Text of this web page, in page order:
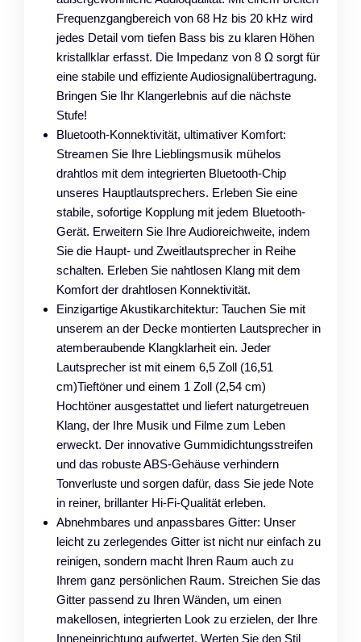
Frequenzgangbereich von 68 Hz bis 20 kHz wird
jedes Detail vom tiefen Bass bis zu klaren Höhen
kristallklar erfasst. Die Impedanz von 8 Ω sorgt für
eine stabile und effiziente Audiosignalübertragung.
Bringen Sie Ihr Klangerlebnis auf die nächste
Stufe!
Bluetooth-Konnektivität, ultimativer Komfort:
Streamen Sie Ihre Lieblingsmusik mühelos
drahtlos mit dem integrierten Bluetooth-Chip
unseres Hauptlautsprechers. Erleben Sie eine
stabile, sofortige Kopplung mit jedem Bluetooth-
Gerät. Erweitern Sie Ihre Audioreichweite, indem
Sie die Haupt- und Zweitlautsprecher in Reihe
schalten. Erleben Sie nahtlosen Klang mit dem
Komfort der drahtlosen Konnektivität.
Einzigartige Akustikarchitektur: Tauchen Sie mit
unserem an der Decke montierten Lautsprecher in
atemberaubende Klangklarheit ein. Jeder
Lautsprecher ist mit einem 6,5 Zoll (16,51
cm)Tieftöner und einem 1 Zoll (2,54 cm)
Hochtöner ausgestattet und liefert naturgetreuen
Klang, der Ihre Musik und Filme zum Leben
erweckt. Der innovative Gummidichtungsstreifen
und das robuste ABS-Gehäuse verhindern
Tonverluste und sorgen dafür, dass Sie jede Note
in reiner, brillanter Hi-Fi-Qualität erleben.
Abnehmbares und anpassbares Gitter: Unser
leicht zu zerlegendes Gitter ist nicht nur einfach zu
reinigen, sondern macht Ihren Raum auch zu
Ihrem ganz persönlichen Raum. Streichen Sie das
Gitter passend zu Ihren Wänden, um einen
makellosen, integrierten Look zu erzielen, der Ihre
Inneneinrichtung aufwertet. Werten Sie den Stil